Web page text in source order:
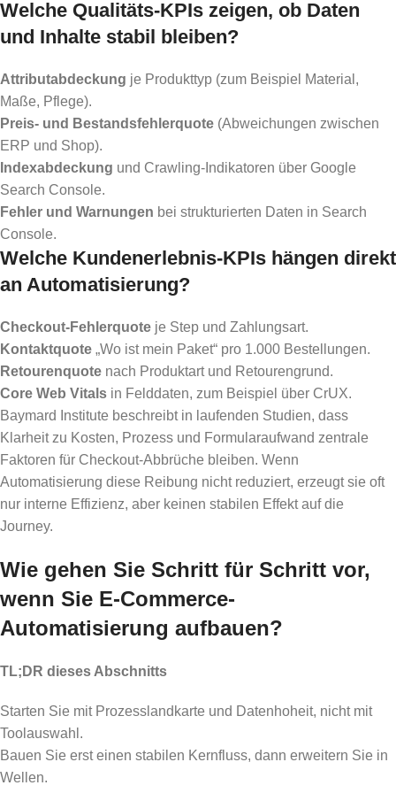
Welche Qualitäts-KPIs zeigen, ob Daten
und Inhalte stabil bleiben?
Attributabdeckung je Produkttyp (zum Beispiel Material,
Maße, Pflege).
Preis- und Bestandsfehlerquote (Abweichungen zwischen
ERP und Shop).
Indexabdeckung und Crawling-Indikatoren über Google
Search Console.
Fehler und Warnungen bei strukturierten Daten in Search
Console.
Welche Kundenerlebnis-KPIs hängen direkt
an Automatisierung?
Checkout-Fehlerquote je Step und Zahlungsart.
Kontaktquote „Wo ist mein Paket“ pro 1.000 Bestellungen.
Retourenquote nach Produktart und Retourengrund.
Core Web Vitals in Felddaten, zum Beispiel über CrUX.
Baymard Institute beschreibt in laufenden Studien, dass
Klarheit zu Kosten, Prozess und Formularaufwand zentrale
Faktoren für Checkout-Abbrüche bleiben. Wenn
Automatisierung diese Reibung nicht reduziert, erzeugt sie oft
nur interne Effizienz, aber keinen stabilen Effekt auf die
Journey.
Wie gehen Sie Schritt für Schritt vor,
wenn Sie E-Commerce-
Automatisierung aufbauen?
TL;DR dieses Abschnitts
Starten Sie mit Prozesslandkarte und Datenhoheit, nicht mit
Toolauswahl.
Bauen Sie erst einen stabilen Kernfluss, dann erweitern Sie in
Wellen.